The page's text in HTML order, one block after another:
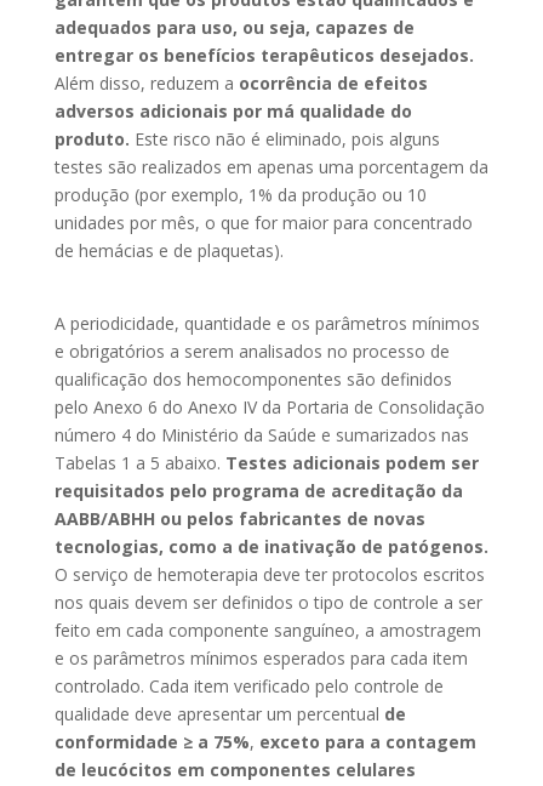
adequados para uso, ou seja, capazes de
entregar os benefícios terapêuticos desejados.
Além disso, reduzem a ocorrência de efeitos
adversos adicionais por má qualidade do
produto. Este risco não é eliminado, pois alguns
testes são realizados em apenas uma porcentagem da
produção (por exemplo, 1% da produção ou 10
unidades por mês, o que for maior para concentrado
de hemácias e de plaquetas).
A periodicidade, quantidade e os parâmetros mínimos
e obrigatórios a serem analisados no processo de
qualificação dos hemocomponentes são definidos
pelo Anexo 6 do Anexo IV da Portaria de Consolidação
número 4 do Ministério da Saúde e sumarizados nas
Tabelas 1 a 5 abaixo. Testes adicionais podem ser
requisitados pelo programa de acreditação da
AABB/ABHH ou pelos fabricantes de novas
tecnologias, como a de inativação de patógenos.
O serviço de hemoterapia deve ter protocolos escritos
nos quais devem ser definidos o tipo de controle a ser
feito em cada componente sanguíneo, a amostragem
e os parâmetros mínimos esperados para cada item
controlado. Cada item verificado pelo controle de
qualidade deve apresentar um percentual de
conformidade ≥ a 75%, exceto para a contagem
de leucócitos em componentes celulares